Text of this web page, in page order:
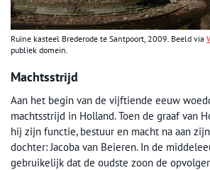
Ruïne kasteel Brederode te Santpoort, 2009. Beeld via
publiek domein.
Machtsstrijd
Aan het begin van de vijftiende eeuw
machtsstrijd in Holland. Toen de graaf van
hij zijn functie, bestuur en macht na aan
dochter: Jacoba van Beieren. In de
gebruikelijk dat de oudste zoon de